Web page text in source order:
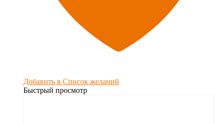
Добавить в Список желаний
Быстрый просмотр